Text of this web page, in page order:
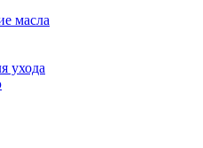
масла
ухода